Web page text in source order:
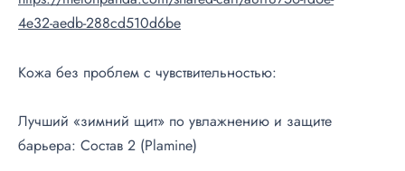
4e32-aedb-288cd510d6be
Кожа без проблем с чувствительностью:
Лучший «зимний щит» по увлажнению и защите
барьера: Состав 2 (Plamine)